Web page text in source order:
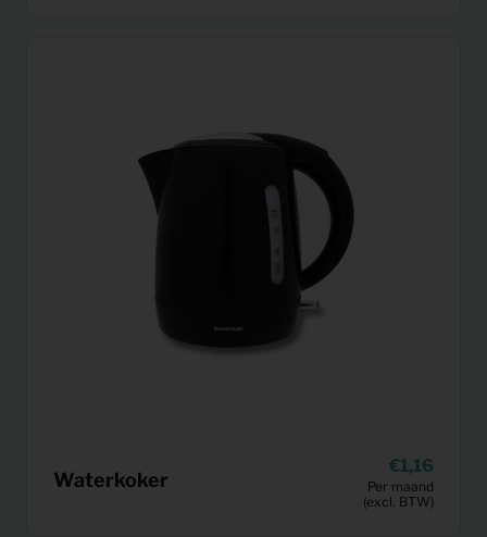
Waterkoker
1,16
Per maand
(excl. BTW)